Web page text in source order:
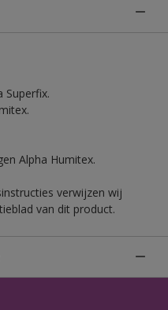
Superfix.
Alpha Humitex.
verwijzen wij
van dit product.